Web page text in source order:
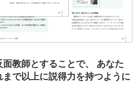
教師とすることで、 あなた
で以上に説得力を持つように